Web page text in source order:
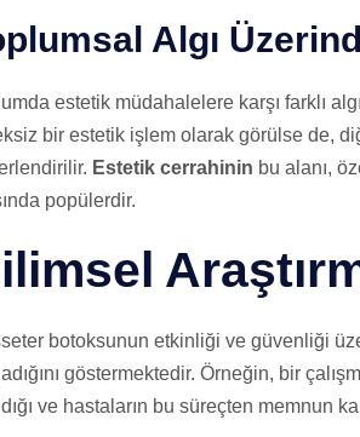
Algı
estetik müdahalelere karşı farklı
bir estetik işlem olarak görülse de,
Estetik cerrahinin bu alanı,
popülerdir.
botoksunun etkinliği ve güvenliği
göstermektedir. Örneğin, bir
ve hastaların bu süreçten memnun